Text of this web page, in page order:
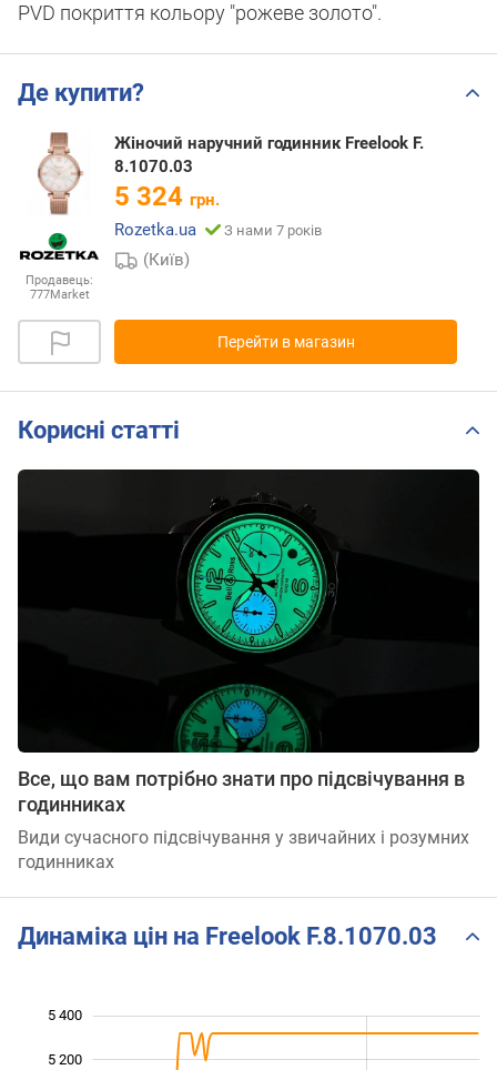
PVD покриття кольору "рожеве золото".
Де купити?
Продавець:
777Market
Жіночий наручний годинник Freelook F.
8.1070.03
5 324 грн.
Rozetka.ua
З нами 7 років
(Київ)
Перейти в магазин
Корисні статті
Все, що вам потрібно знати про підсвічування в
годинниках
Види сучасного підсвічування у звичайних і розумних
годинниках
Динаміка цін на Freelook F.8.1070.03
5 200
5 400